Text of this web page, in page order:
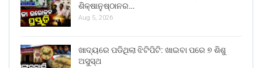
ଶିକ୍ଷାନୁଷ୍ଠାନର…
Aug 5, 2026
ଖାଦ୍ୟରେ ପଡିଥିଲା ଝିଟିପିଟି: ଖାଇବା ପରେ ୭ ଶିଶୁ
ଅସୁସ୍ଥ